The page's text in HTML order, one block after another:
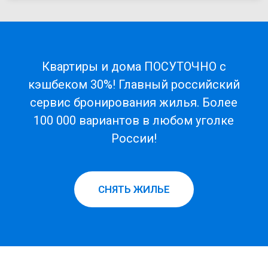
Квартиры и дома ПОСУТОЧНО с
кэшбеком 30%! Главный российский
сервис бронирования жилья. Более
100 000 вариантов в любом уголке
России!
СНЯТЬ ЖИЛЬЕ